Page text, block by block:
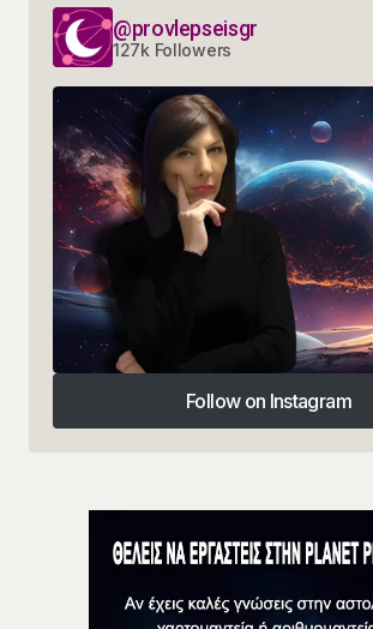
@provlepseisgr
127k Followers
Follow on Instagram
Follow on Instagram